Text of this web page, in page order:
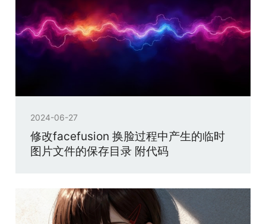
2024-06-27
修改facefusion 换脸过程中产生的临时
图片文件的保存目录 附代码